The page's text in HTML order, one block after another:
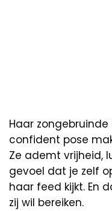
Haar
confident pose
Ze ademt vrijheid,
gevoel dat je zelf
haar feed kijkt. En
zij wil bereiken.